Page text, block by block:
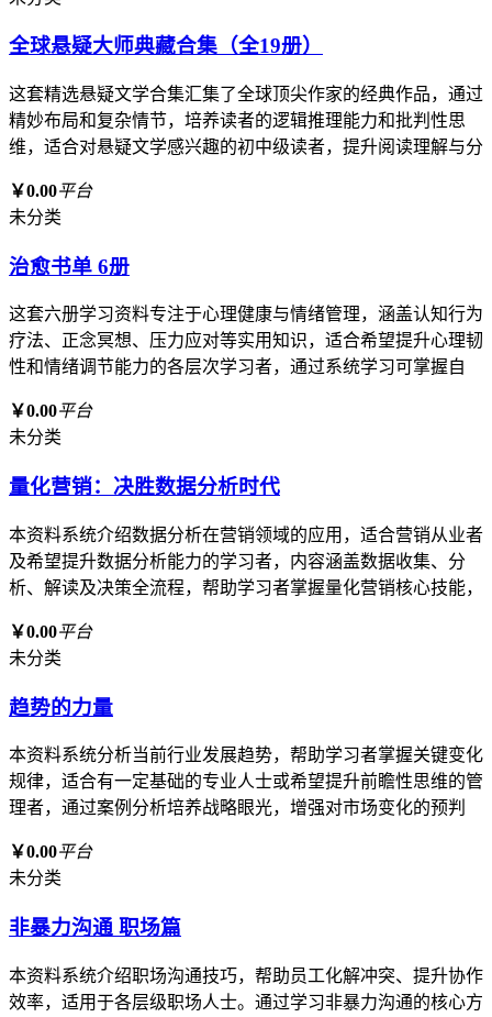
全球悬疑大师典藏合集（全19册）
这套精选悬疑文学合集汇集了全球顶尖作家的经典作品，通过
精妙布局和复杂情节，培养读者的逻辑推理能力和批判性思
维，适合对悬疑文学感兴趣的初中级读者，提升阅读理解与分
￥0.00平台
未分类
治愈书单 6册
这套六册学习资料专注于心理健康与情绪管理，涵盖认知行为
疗法、正念冥想、压力应对等实用知识，适合希望提升心理韧
性和情绪调节能力的各层次学习者，通过系统学习可掌握自
￥0.00平台
未分类
量化营销：决胜数据分析时代
本资料系统介绍数据分析在营销领域的应用，适合营销从业者
及希望提升数据分析能力的学习者，内容涵盖数据收集、分
析、解读及决策全流程，帮助学习者掌握量化营销核心技能，
￥0.00平台
未分类
趋势的力量
本资料系统分析当前行业发展趋势，帮助学习者掌握关键变化
规律，适合有一定基础的专业人士或希望提升前瞻性思维的管
理者，通过案例分析培养战略眼光，增强对市场变化的预判
￥0.00平台
未分类
非暴力沟通 职场篇
本资料系统介绍职场沟通技巧，帮助员工化解冲突、提升协作
效率，适用于各层级职场人士。通过学习非暴力沟通的核心方